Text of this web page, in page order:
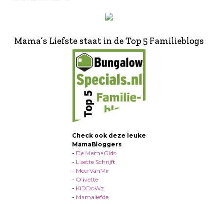
Mama’s Liefste staat in de Top 5 Familieblogs
Check ook deze leuke
MamaBloggers
- De MamaGids
- Lisette Schrijft
- MeerVanMir
- Olivette
- KiDDoWz
- Mamaliefde